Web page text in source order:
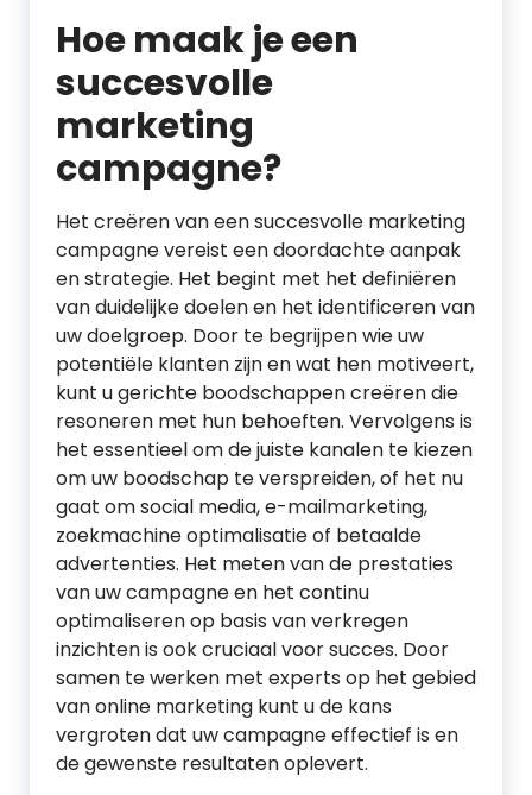
Hoe maak je een
succesvolle
marketing
campagne?
Het creëren van een succesvolle marketing
campagne vereist een doordachte aanpak
en strategie. Het begint met het definiëren
van duidelijke doelen en het identificeren van
uw doelgroep. Door te begrijpen wie uw
potentiële klanten zijn en wat hen motiveert,
kunt u gerichte boodschappen creëren die
resoneren met hun behoeften. Vervolgens is
het essentieel om de juiste kanalen te kiezen
om uw boodschap te verspreiden, of het nu
gaat om social media, e-mailmarketing,
zoekmachine optimalisatie of betaalde
advertenties. Het meten van de prestaties
van uw campagne en het continu
optimaliseren op basis van verkregen
inzichten is ook cruciaal voor succes. Door
samen te werken met experts op het gebied
van online marketing kunt u de kans
vergroten dat uw campagne effectief is en
de gewenste resultaten oplevert.